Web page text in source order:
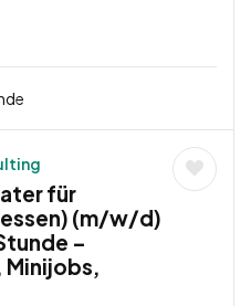
für
(m/w/d)
–